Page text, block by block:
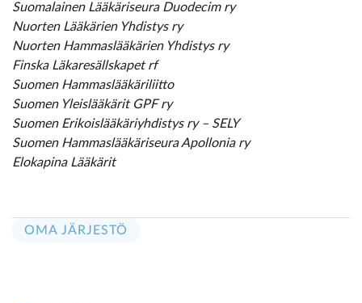
Suomalainen Lääkäriseura Duodecim ry
Nuorten Lääkärien Yhdistys ry
Nuorten Hammaslääkärien Yhdistys ry
Finska Läkaresällskapet rf
Suomen Hammaslääkäriliitto
Suomen Yleislääkärit GPF ry
Suomen Erikoislääkäriyhdistys ry – SELY
Suomen Hammaslääkäriseura Apollonia ry
Elokapina Lääkärit
OMA JÄRJESTÖ